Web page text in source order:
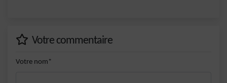
Votre commentaire
Votre nom*